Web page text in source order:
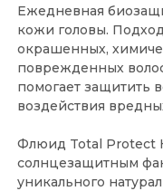
Ежедневная
кожи головы.
окрашенных,
поврежденных
помогает защитить
воздействия
Флюид Total Protect
солнцезащитным
уникального